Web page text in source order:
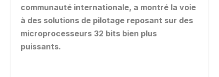
communauté internationale, a montré la voie
à des solutions de pilotage reposant sur des
microprocesseurs 32 bits bien plus
puissants.